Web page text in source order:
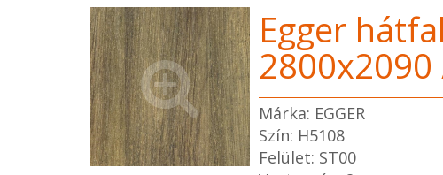
Egger
Márka: EGGER
Szín: H5108
Felület: ST00